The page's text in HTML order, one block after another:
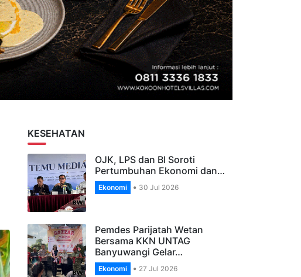
KESEHATAN
OJK, LPS dan BI Soroti
Pemdes Parijatah Wetan